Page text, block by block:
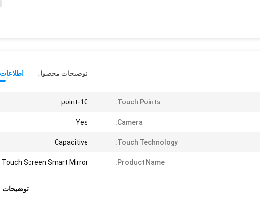
توضیحات محصول
Touch Points:
10-point
Camera:
Yes
Touch Technology:
Capacitive
Product Name:
Touch Screen Smart Mirror